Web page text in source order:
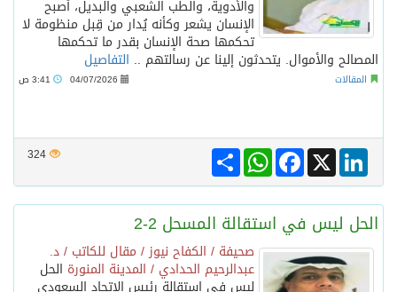
والأدوية، والطب الشعبي والبديل، أصبح
الإنسان يشعر وكأنه يُدار من قِبل منظومة لا
تحكمها صحة الإنسان بقدر ما تحكمها
المصالح والأموال. يتحدثون إلينا عن رسالتهم .. التفاصيل
المقالات 04/07/2026
324 Share
WhatsAppFacebook X
LinkedIn
الحل ليس في استقالة المسحل 2-2
صحيفة / الكفاح نيوز / مقال للكاتب / د.
عبدالرحيم الحدادي / المدينة المنورة الحل
ليس في استقالة رئيس الاتحاد السعودي